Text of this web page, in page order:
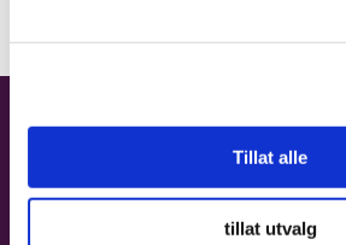
Tillat alle
tillat utvalg